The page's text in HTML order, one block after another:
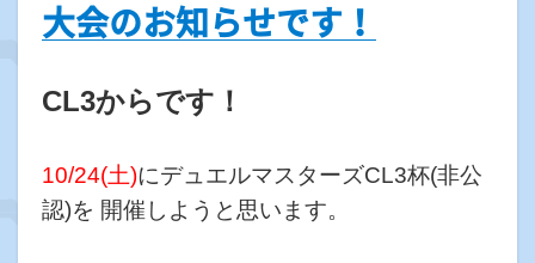
大会のお知らせです！
CL3からです！
10/24(土)にデュエルマスターズCL3杯(非公
認)を 開催しようと思います。